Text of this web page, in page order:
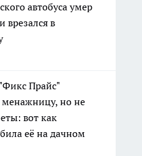
автобуса умер
врезался в
Прайс"
но не
вот как
её на дачном